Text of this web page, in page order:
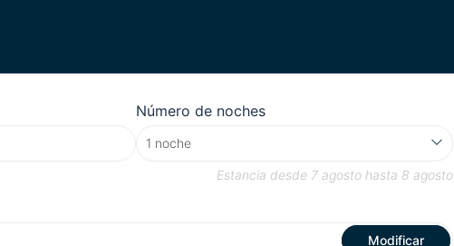
Número de noches
Estancia desde 7 agosto hasta 8 agosto
Modificar